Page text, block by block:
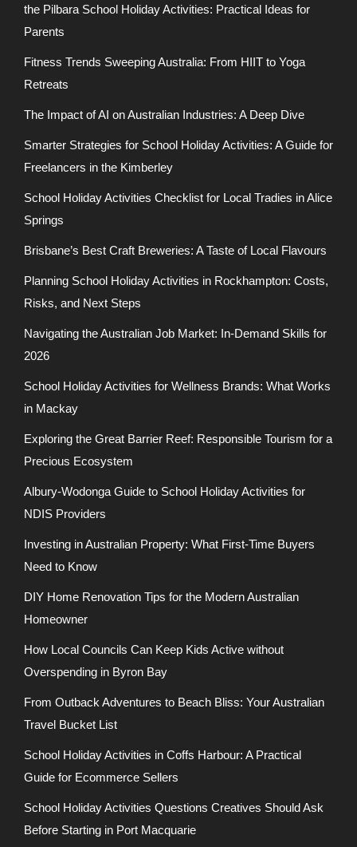
the Pilbara School Holiday Activities: Practical Ideas for
Parents
Fitness Trends Sweeping Australia: From HIIT to Yoga
Retreats
The Impact of AI on Australian Industries: A Deep Dive
Smarter Strategies for School Holiday Activities: A Guide for
Freelancers in the Kimberley
School Holiday Activities Checklist for Local Tradies in Alice
Springs
Brisbane’s Best Craft Breweries: A Taste of Local Flavours
Planning School Holiday Activities in Rockhampton: Costs,
Risks, and Next Steps
Navigating the Australian Job Market: In-Demand Skills for
2026
School Holiday Activities for Wellness Brands: What Works
in Mackay
Exploring the Great Barrier Reef: Responsible Tourism for a
Precious Ecosystem
Albury-Wodonga Guide to School Holiday Activities for
NDIS Providers
Investing in Australian Property: What First-Time Buyers
Need to Know
DIY Home Renovation Tips for the Modern Australian
Homeowner
How Local Councils Can Keep Kids Active without
Overspending in Byron Bay
From Outback Adventures to Beach Bliss: Your Australian
Travel Bucket List
School Holiday Activities in Coffs Harbour: A Practical
Guide for Ecommerce Sellers
School Holiday Activities Questions Creatives Should Ask
Before Starting in Port Macquarie